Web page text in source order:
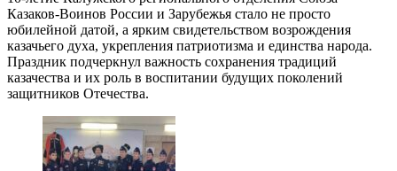
Казаков-Воинов России и Зарубежья стало не просто
юбилейной датой, а ярким свидетельством возрождения
казачьего духа, укрепления патриотизма и единства народа.
Праздник подчеркнул важность сохранения традиций
казачества и их роль в воспитании будущих поколений
защитников Отечества.